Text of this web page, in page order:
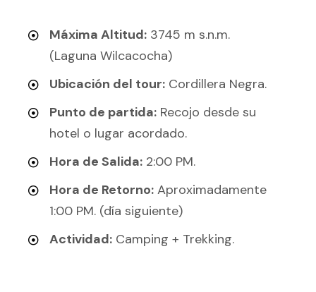
Máxima Altitud: 3745 m s.n.m.
(Laguna Wilcacocha)
Ubicación del tour: Cordillera Negra.
Punto de partida: Recojo desde su
hotel o lugar acordado.
Hora de Salida: 2:00 PM.
Hora de Retorno: Aproximadamente
1:00 PM. (día siguiente)
Actividad: Camping + Trekking.